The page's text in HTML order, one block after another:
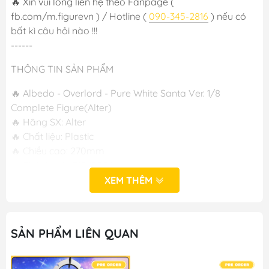
fb.com/m.figurevn ) / Hotline ( 090-345-2816 ) nếu có
bất kì câu hỏi nào !!!
------
THÔNG TIN SẢN PHẨM
🔥 Albedo - Overlord - Pure White Santa Ver. 1/8
Complete Figure(Alter)
🔥 Hãng SX: Alter
🔥 Chất liệu: Plastic
🔥 Phát hành: T12/2024
M FIGURE - MÔ HÌNH ANIME CHÍNH HÃNG NHẬT BẢN
🔥Add: Ngọc Hồi - Hoàng Liệt - Hoàng Mai - Hà Nội
🔥Hotline:090-345-2816or098-777-0035
XEM THÊM
SẢN PHẨM LIÊN QUAN